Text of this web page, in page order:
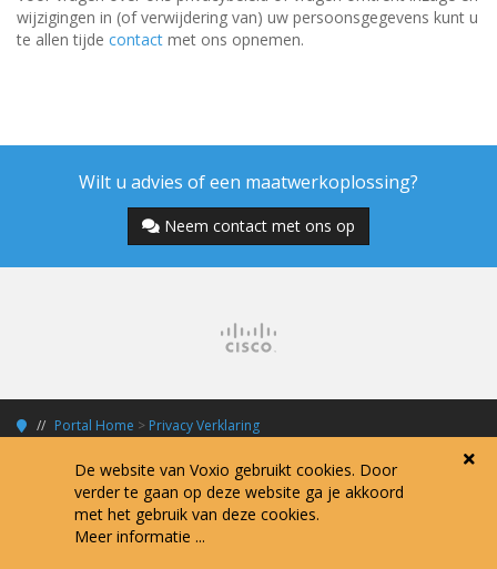
wijzigingen in (of verwijdering van) uw persoonsgegevens kunt u
te allen tijde contact met ons opnemen.
Wilt u advies of een maatwerkoplossing?
Neem contact met ons op
Portal Home > Privacy Verklaring
Copyright © 2026 Voxio Internet Services.
De website van Voxio gebruikt cookies. Door
verder te gaan op deze website ga je akkoord
met het gebruik van deze cookies.
Meer informatie ...